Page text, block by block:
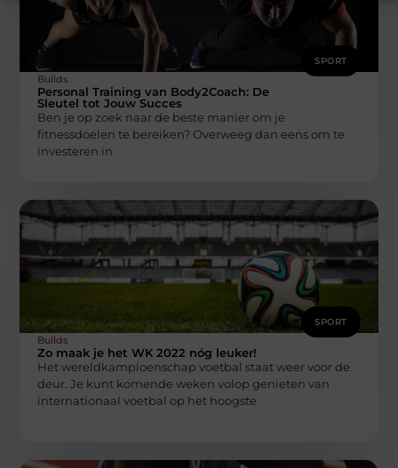
SPORT
Builds
Personal Training van Body2Coach: De
Sleutel tot Jouw Succes
Ben je op zoek naar de beste manier om je
fitnessdoelen te bereiken? Overweeg dan eens om te
investeren in
SPORT
Builds
Zo maak je het WK 2022 nóg leuker!
Het wereldkampioenschap voetbal staat weer voor de
deur. Je kunt komende weken volop genieten van
internationaal voetbal op het hoogste